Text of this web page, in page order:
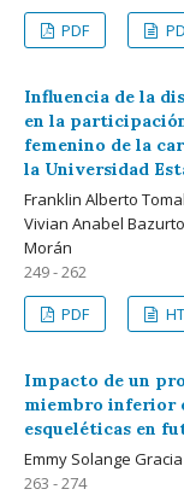
PDF
Influencia de la
en la
femenino de la
la Universidad
Franklin Alberto
Vivian Anabel
Morán
249 - 262
PDF
Impacto de un
miembro inferior
esqueléticas en
Emmy Solange
263 - 274